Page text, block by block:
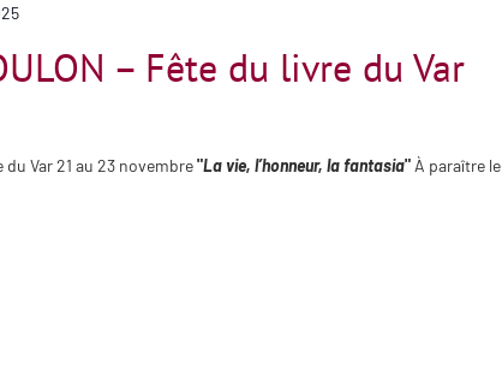
– Fête du livre du Var
du Var 21 au 23 novembre"La vie, l’honneur, la fantasia"À paraître le